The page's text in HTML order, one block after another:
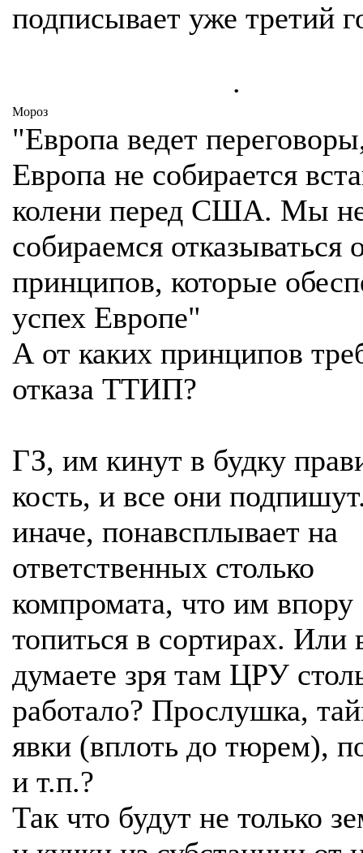
подписывает уже третий
.
Мороз
"Европа ведет
Европа не собирается
колени перед США. Мы
собираемся отказываться
принципов, которые
успех Европе"
А от каких принципов
отказа ТТИП?
ГЗ, им кинут в будку
кость, и все они
иначе, понавсплывает на
ответственных столько
компромата, что им впору
топиться в сортирах. Или
думаете зря там ЦРУ
работало? Прослушка,
явки (вплоть до тюрем),
и т.п.?
Так что будут не только